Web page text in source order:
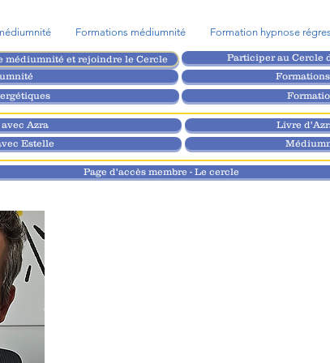
Formations médiumnité Formation hypnose
médiumnité et rejoindre le Cercle
Participer au Cercle
Azra
Livre
Estelle
Page d'accès membre - Le cercle